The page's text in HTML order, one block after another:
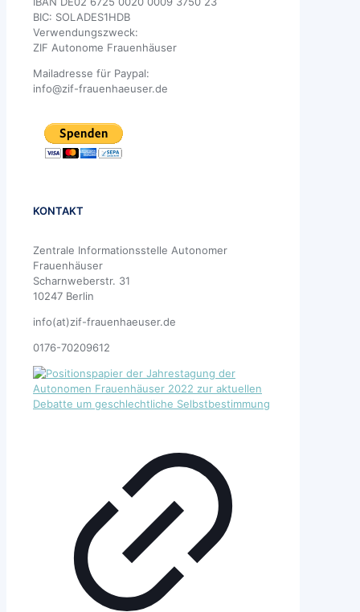
BIC: SOLADES1HDB
Verwendungszweck:
ZIF Autonome Frauenhäuser
Mailadresse für Paypal:
info@zif-frauenhaeuser.de
KONTAKT
Zentrale Informationsstelle Autonomer
Frauenhäuser
Scharnweberstr. 31
10247 Berlin
info(at)zif-frauenhaeuser.de
0176-70209612